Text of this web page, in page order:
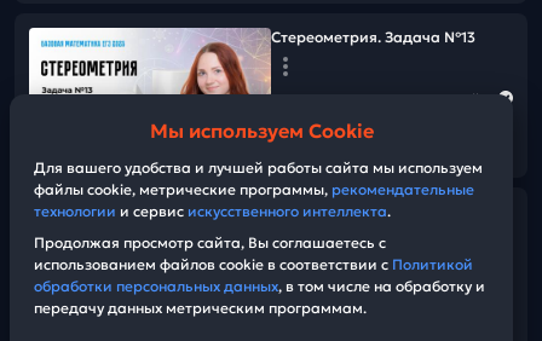
Стереометрия. Задача №13
01:44:42
Выбор оптимального варианта.
утверждений. Задача №8
Мы используем Cookie
Для вашего удобства и лучшей работы сайта мы используем
файлы cookie, метрические программы, рекомендательные
технологии и сервис искусственного интеллекта.
Продолжая просмотр сайта, Вы соглашаетесь с
использованием файлов cookie в соответствии с Политикой
обработки персональных данных, в том числе на обработку и
передачу данных метрическим программам.